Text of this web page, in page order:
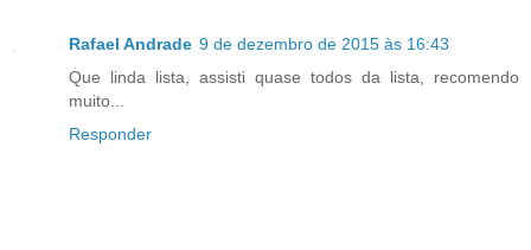
Rafael Andrade 9 de dezembro de 2015 às 16:43
Que linda lista, assisti quase todos da lista, recomendo
muito...
Responder